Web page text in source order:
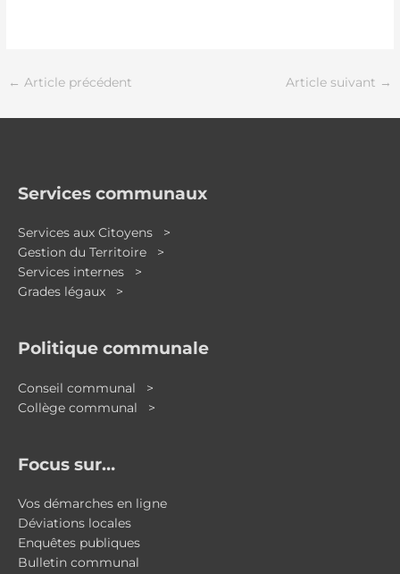
← Article précédent Article suivant →
Services communaux
Services aux Citoyens >
Gestion du Territoire >
Services internes >
Grades légaux >
Politique communale
Conseil communal >
Collège communal >
Focus sur…
Vos démarches en ligne
Déviations locales
Enquêtes publiques
Bulletin communal